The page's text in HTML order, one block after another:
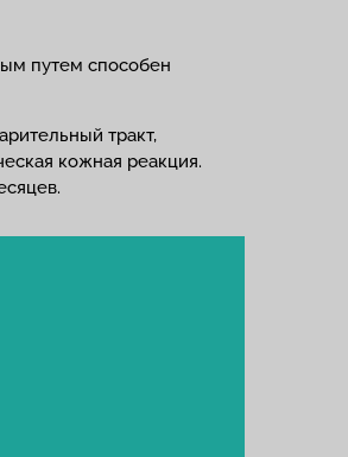
путем способен
тракт,
кожная реакция.